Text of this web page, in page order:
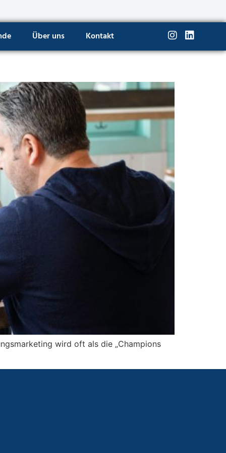
Über uns Kontakt
wird oft als die „Champions